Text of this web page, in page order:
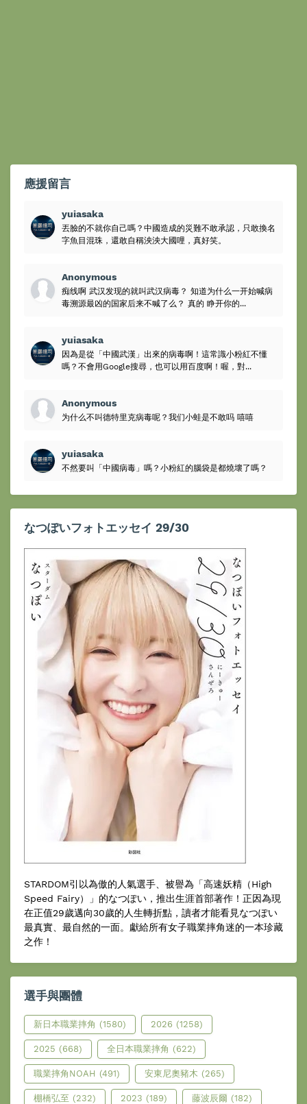
應援留言
yuiasaka
丟臉的不就你自己嗎？中國造成的災難不敢承認，只敢換名
字魚目混珠，還敢自稱泱泱大國哩，真好笑。
Anonymous
痴线啊 武汉发现的就叫武汉病毒？ 知道为什么一开始喊病
毒溯源最凶的国家后来不喊了么？ 真的 睁开你的...
yuiasaka
因為是從「中國武漢」出來的病毒啊！這常識小粉紅不懂
嗎？不會用Google搜尋，也可以用百度啊！喔，對...
Anonymous
为什么不叫德特里克病毒呢？我们小蛙是不敢吗 嘻嘻
yuiasaka
不然要叫「中國病毒」嗎？小粉紅的腦袋是都燒壞了嗎？
なつぽいフォトエッセイ 29/30
STARDOM引以為傲的人氣選手、被譽為「高速妖精（High
Speed Fairy）」的なつぽい，推出生涯首部著作！正因為現
在正值29歲邁向30歲的人生轉折點，讀者才能看見なつぽい
最真實、最自然的一面。獻給所有女子職業摔角迷的一本珍藏
之作！
選手與團體
新日本職業摔角 (1580) 2026 (1258)
2025 (668) 全日本職業摔角 (622)
職業摔角NOAH (491) 安東尼奧豬木 (265)
棚橋弘至 (232) 2023 (189) 藤波辰爾 (182)